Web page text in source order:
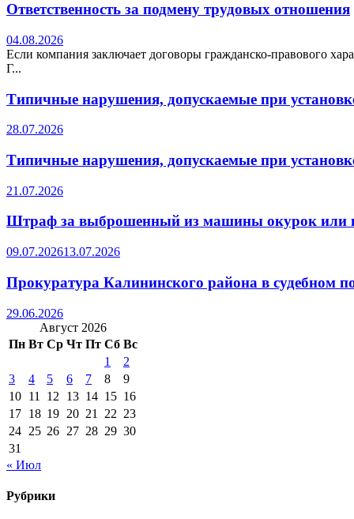
Ответственность за подмену трудовых отношения
04.08.2026
Если компания заключает договоры гражданско-правового
Г...
Типичные нарушения, допускаемые при
28.07.2026
Типичные нарушения, допускаемые при
21.07.2026
Штраф за выброшенный из машины окурок или
09.07.202613.07.2026
Прокуратура Калининского района в судебном
29.06.2026
Август 2026
Пн Вт Ср Чт Пт Сб Вс
1
2
3
4 5 6 7 8
9
10 11 12 13 14 15 16
17 18 19 20 21 22 23
24 25 26 27 28 29 30
31
« Июл
Рубрики